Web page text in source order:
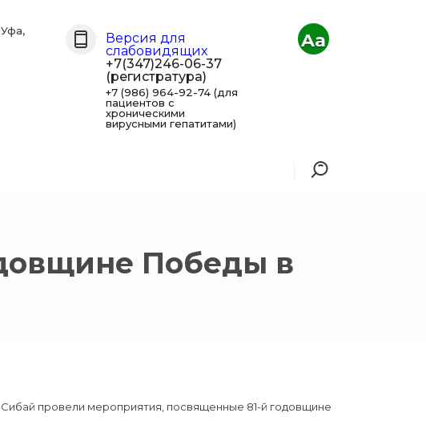
Версия для
слабовидящих
+7(347)246-06-37
(регистратура)
+7 (986) 964-92-74 (для
пациентов с
хроническими
вирусными гепатитами)
Aa
Победы в
провели мероприятия, посвященные 81-й годовщине